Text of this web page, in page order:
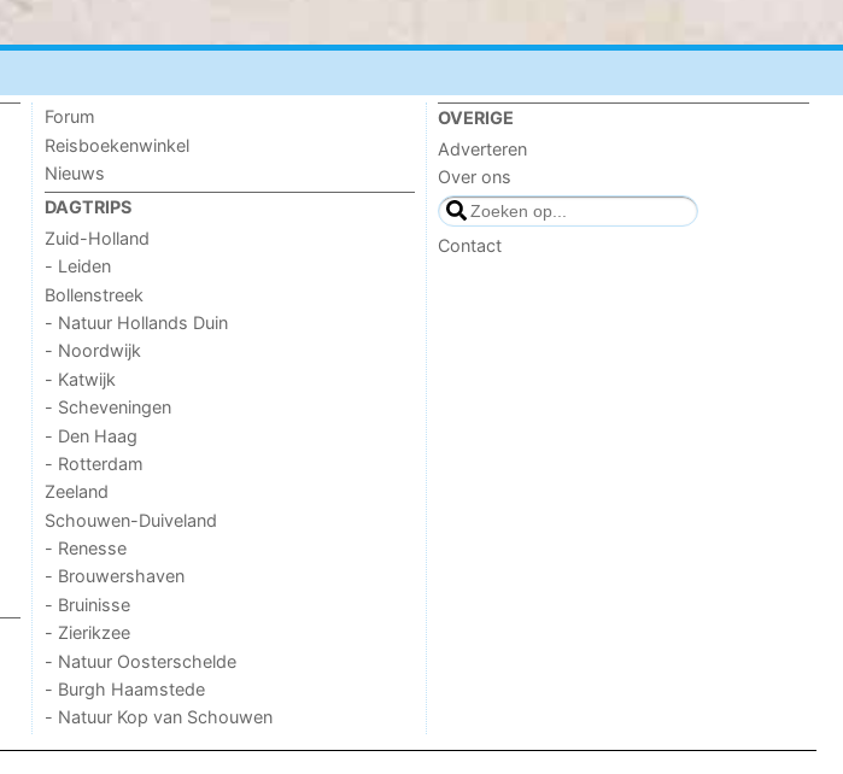
Forum
Reisboekenwinkel
Nieuws
DAGTRIPS
Zuid-Holland
- Leiden
Bollenstreek
- Natuur Hollands Duin
- Noordwijk
- Katwijk
- Scheveningen
- Den Haag
- Rotterdam
Zeeland
Schouwen-Duiveland
- Renesse
- Brouwershaven
- Bruinisse
- Zierikzee
- Natuur Oosterschelde
- Burgh Haamstede
- Natuur Kop van Schouwen
OVERIGE
Adverteren
Over ons
Contact